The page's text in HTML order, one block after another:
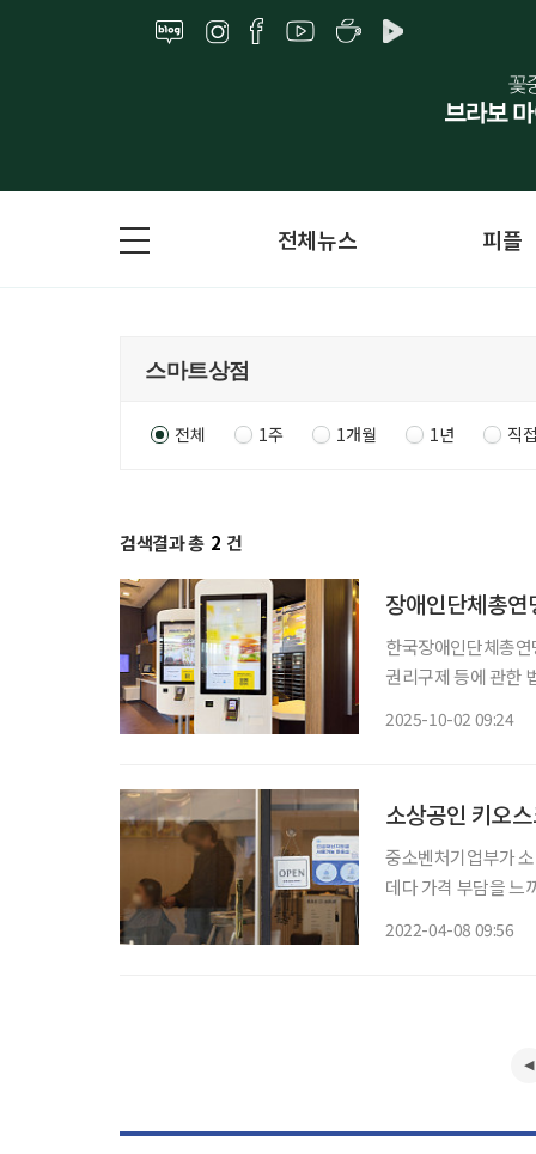
전체뉴스 피플
전체 1주 1개월 1년 직
검색결과 총 2 건
장애인단체총
한국장애인단체총
권리구제 등에 관한
2025-10-02 09:24
소상공인 키오
중소벤처기업부가
데다 가격 부담을 느
2022-04-08 09:56